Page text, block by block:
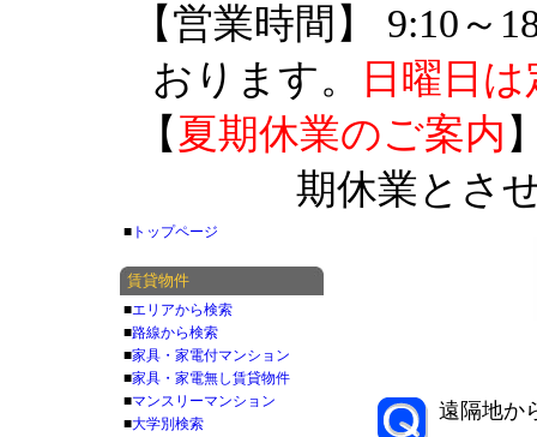
【営業時間】 9:10～
おります。
日曜日
【 夏期休業のご案内
期休業とさ
遠隔地か
■ トップページ
賃貸物件
■エリアから検索
■路線から検索
■家具・家電付マンション
■家具・家電無し賃貸物件
■マンスリーマンション
■大学別検索